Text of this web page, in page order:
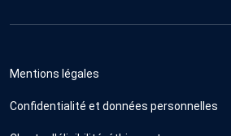
Mentions légales
Confidentialité et données personnelles